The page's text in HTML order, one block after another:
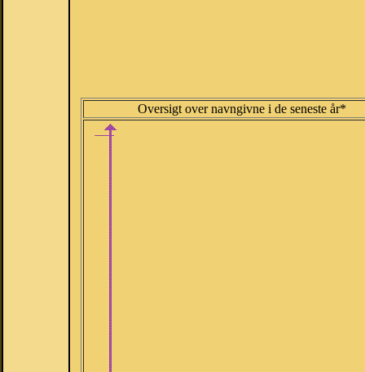
Oversigt over navngivne i de seneste år*